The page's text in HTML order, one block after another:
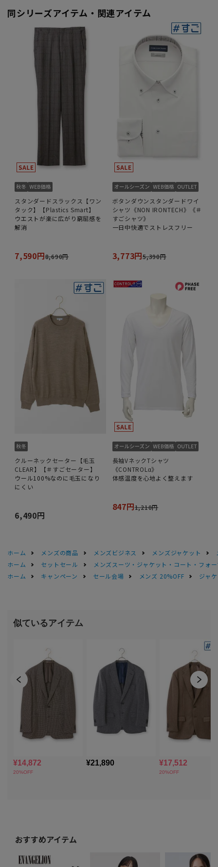
同シリーズアイテム・関連アイテム
スタンダードスラックス【ワン
タック】【Plastics Smart】
ウエストが楽に広がり窮屈感を
解消
7,590円8,690円
ボタンダウンスタンダードワイ
シャツ《NON IRONTECH》《＃
すごシャツ》
一日中快適でストレスフリー
3,773円5,390円
クルーネックセーター【毛玉
CLEAR】【＃すごセーター】
ウール100%なのに毛玉になり
にくい
6,490円
長袖VネックTシャツ
《CONTROLα》
体感温度を心地よく整えます
847円1,210円
ホーム メンズの商品 メンズビジネス メンズジャケット
ホーム
セットセール
メンズスーツ・ジャケット・コート・フォ
ホーム
キャンペーン セール会場 メンズ 20%OFF ジャ